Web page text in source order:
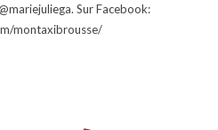
Sur Facebook:
montaxibrousse/